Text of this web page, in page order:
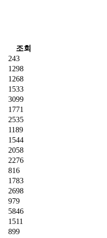
조회
243
1298
1268
1533
3099
1771
2535
1189
1544
2058
2276
816
1783
2698
979
5846
1511
899